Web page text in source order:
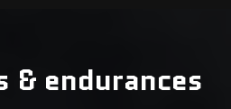
& endurances